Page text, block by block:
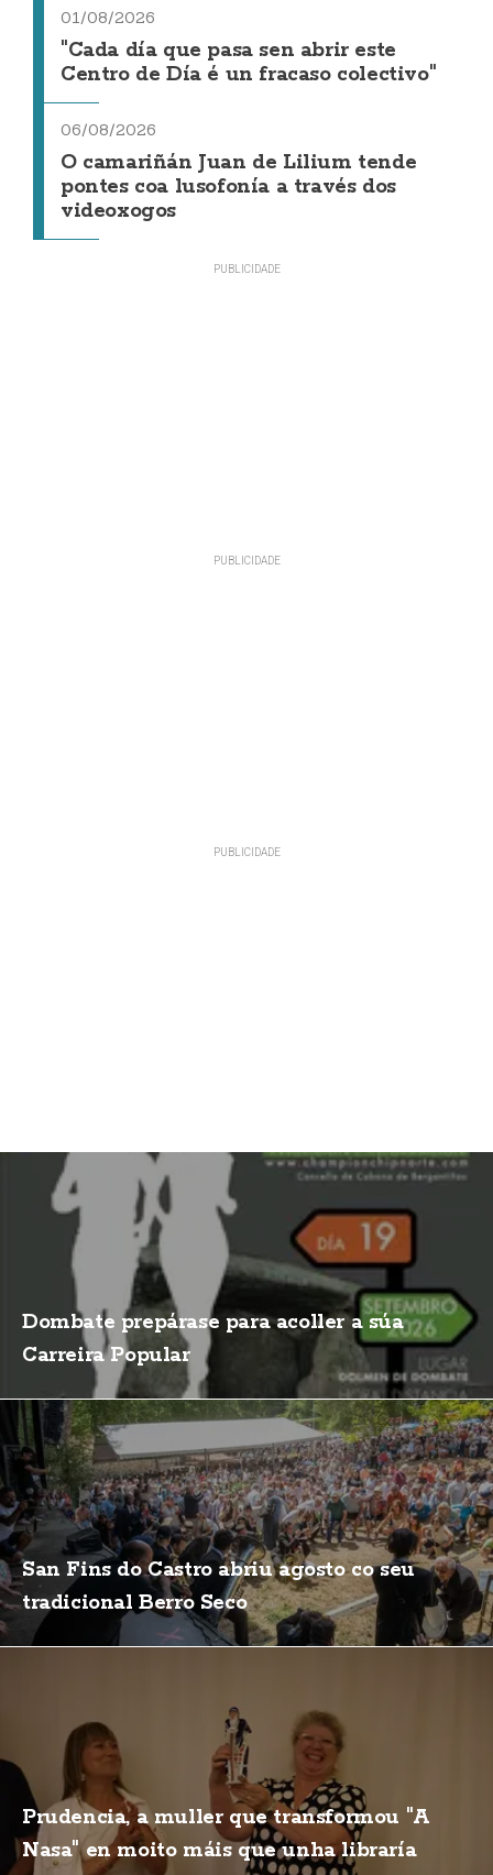
01/08/2026
"Cada día que pasa sen abrir este
Centro de Día é un fracaso colectivo"
06/08/2026
O camariñán Juan de Lilium tende
pontes coa lusofonía a través dos
videoxogos
Dombate prepárase para acoller a súa
Carreira Popular
San Fins do Castro abriu agosto co seu
tradicional Berro Seco
Prudencia, a muller que transformou "A
Nasa" en moito máis que unha libraría